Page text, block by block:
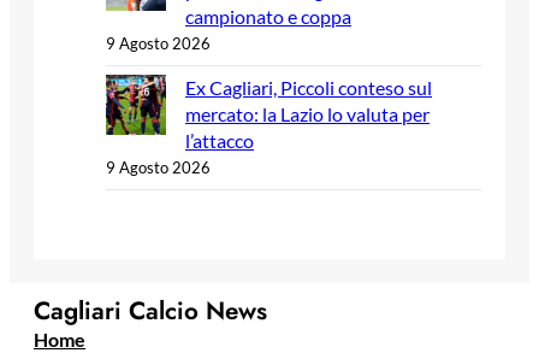
campionato e coppa
9 Agosto 2026
Ex Cagliari, Piccoli conteso sul
mercato: la Lazio lo valuta per
l’attacco
9 Agosto 2026
Cagliari Calcio News
Home